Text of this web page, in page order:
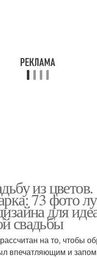
из цветов.
73 фото
для
свадьбы
на то, чтобы
впечатляющим и